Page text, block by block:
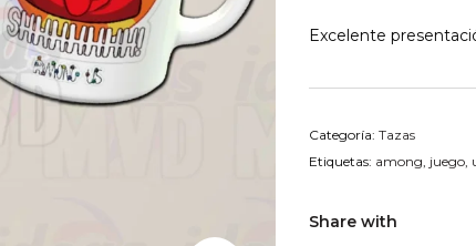
Excelente
Categoría: Tazas
Etiquetas: among, juego,
Share with